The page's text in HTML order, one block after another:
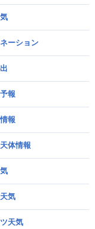
ーション
報
報
体情報
気
天気